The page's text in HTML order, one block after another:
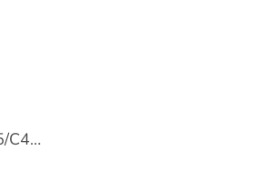
Filtr F9 | Vitovent 300-W (C325/C400) | Přívod